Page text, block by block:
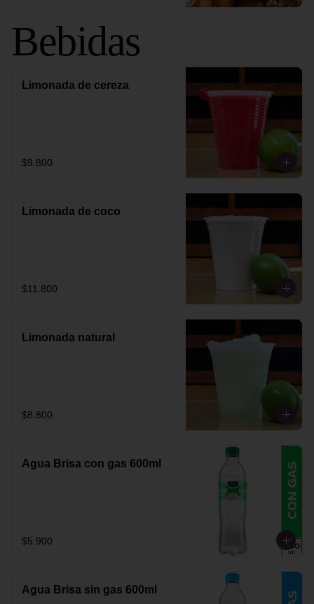
Bebidas
Limonada de cereza
$9.800
Limonada de coco
$11.800
Limonada natural
$8.800
Agua Brisa con gas 600ml
$5.900
Agua Brisa sin gas 600ml